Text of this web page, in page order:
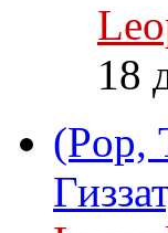
18
(Pop,